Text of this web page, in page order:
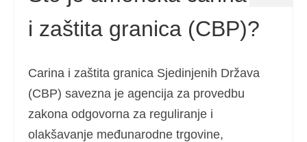
i zaštita granica (CBP)?
Carina i zaštita granica Sjedinjenih Država
(CBP) savezna je agencija za provedbu
zakona odgovorna za reguliranje i
olakšavanje međunarodne trgovine,